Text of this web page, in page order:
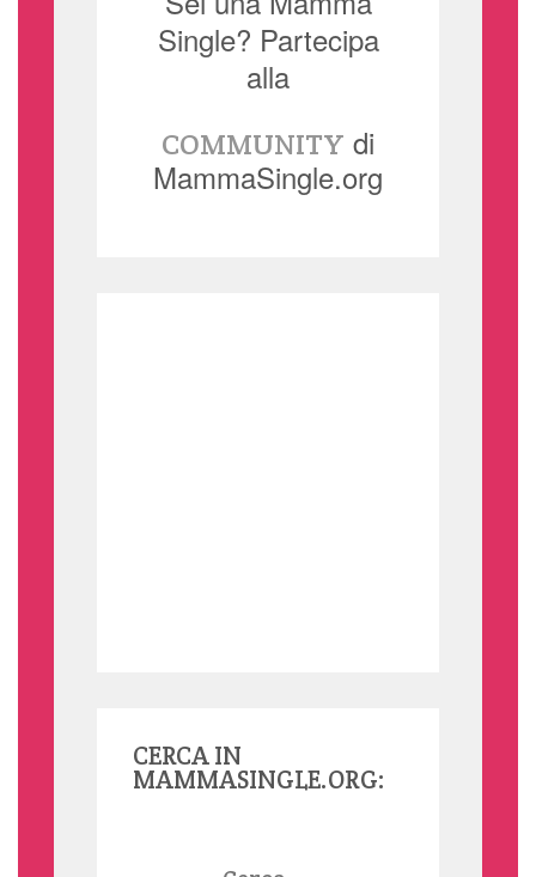
Single? Partecipa
alla
COMMUNITY di
MammaSingle.org
CERCA IN
MAMMASINGLE.ORG: